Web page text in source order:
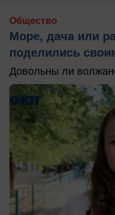
Общество
Море, дача или
поделились
Довольны ли